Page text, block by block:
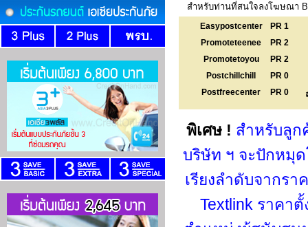
สำหรับท่านที่สนใจลงโฆษณา
Easypostcenter
PR 1
Promoteteenee
PR 2
Promotetoyou
PR 2
Postchillchill
PR 0
Postfreecenter
PR 0
พิเศษ ! สำหรับลูก
บริษัท ฯ จะปักหมุ
เรียงลำดับจากร
Textlink ราคา